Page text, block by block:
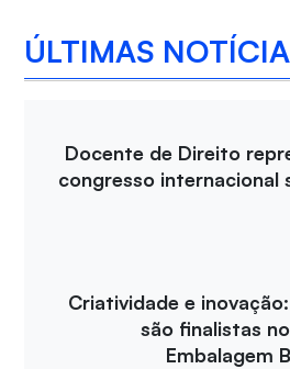
ÚLTIMAS
Docente de Direito
congresso
Criatividade e
são finalistas
Embalagem